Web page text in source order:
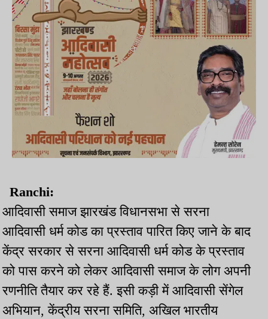
Ranchi:
आदिवासी समाज झारखंड विधानसभा से सरना
आदिवासी धर्म कोड का प्रस्ताव पारित किए जाने के बाद
केंद्र सरकार से सरना आदिवासी धर्म कोड के प्रस्ताव
को पास करने को लेकर आदिवासी समाज के लोग अपनी
रणनीति तैयार कर रहे हैं. इसी कड़ी में आदिवासी सेंगेल
अभियान, केंद्रीय सरना समिति, अखिल भारतीय